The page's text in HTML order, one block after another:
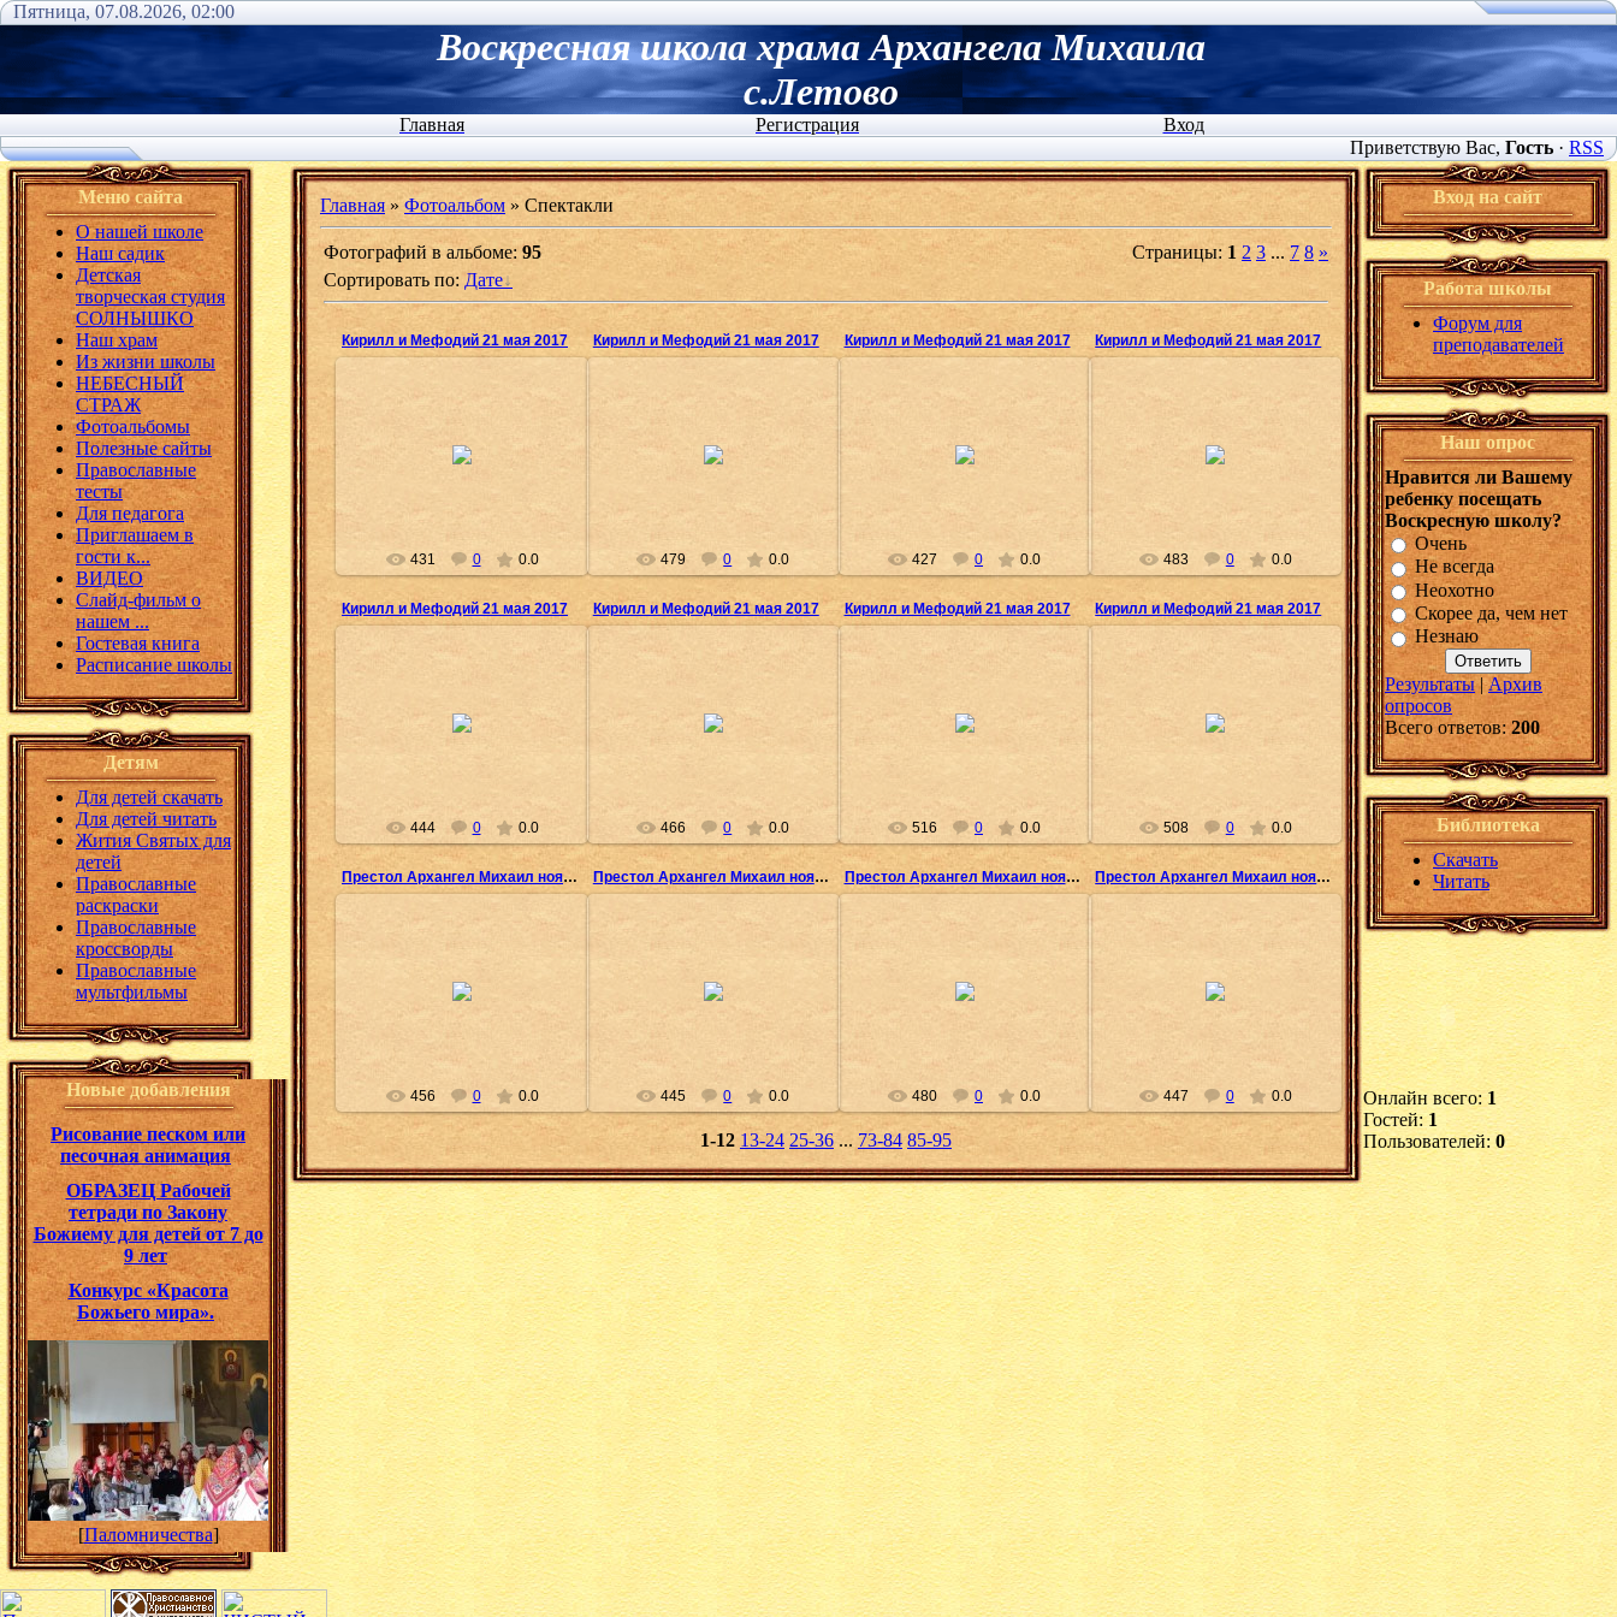
Пятница, 07.08.2026, 02:00
Воскресная школа храма Архангела Михаила
с.Летово
Главная Регистрация
Вход
Приветствую Вас, Гость· RSS
Меню сайта
О нашей школе
Наш садик
Детская
творческая студия
СОЛНЫШКО
Наш храм
Из жизни школы
НЕБЕСНЫЙ
СТРАЖ
Фотоальбомы
Полезные сайты
Православные
тесты
Для педагога
Приглашаем в
гости к...
ВИДЕО
Слайд-фильм о
нашем ...
Гостевая книга
Расписание школы
Детям
Для детей скачать
Для детей читать
Жития Святых для
детей
Православные
раскраски
Православные
кроссворды
Православные
мультфильмы
Новые добавления
Рисование песком или
песочная анимация
ОБРАЗЕЦ Рабочей
тетради по Закону
Божиему для детей от 7 до
9 лет
Конкурс «Красота
Божьего мира».
[Паломничества]
Главная » Фотоальбом » Спектакли
Фотографий в альбоме: 95 Страницы: 1 2 3 ... 7 8 »
Сортировать по: Дате
Кирилл и Мефодий 21 мая 2017
431 0 0.0
Кирилл и Мефодий 21 мая 2017
479 0 0.0
Кирилл и Мефодий 21 мая 2017
427 0 0.0
Кирилл и Мефодий 21 мая 2017
483 0 0.0
Кирилл и Мефодий 21 мая 2017
444 0 0.0
Кирилл и Мефодий 21 мая 2017
466 0 0.0
Кирилл и Мефодий 21 мая 2017
Олеся
516 0 0.0
Кирилл и Мефодий 21 мая 2017
508 0 0.0
Престол Архангел Михаил ноябрь 2016
456 0 0.0
Престол Архангел Михаил ноябрь 2016
445 0 0.0
Престол Архангел Михаил ноябрь 2016
480 0 0.0
Престол Архангел Михаил ноябрь 2016
447 0 0.0
1-12 13-24 25-36 ... 73-84 85-95
Вход на сайт
Работа школы
Форум для
преподавателей
Наш опрос
Нравится ли Вашему
ребенку посещать
Воскресную школу?
Очень
Не всегда
Неохотно
Скорее да, чем нет
Незнаю
Результаты|Архив
опросов
Всего ответов:200
Библиотека
Скачать
Читать
Онлайн всего:1
Гостей:1
Пользователей: 0